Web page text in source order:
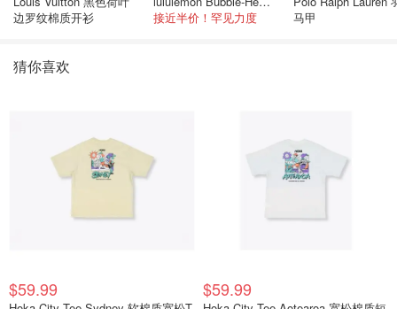
边罗纹棉质开衫
接近半价！罕见力度
马甲
猜你喜欢
$59.99 $59.99